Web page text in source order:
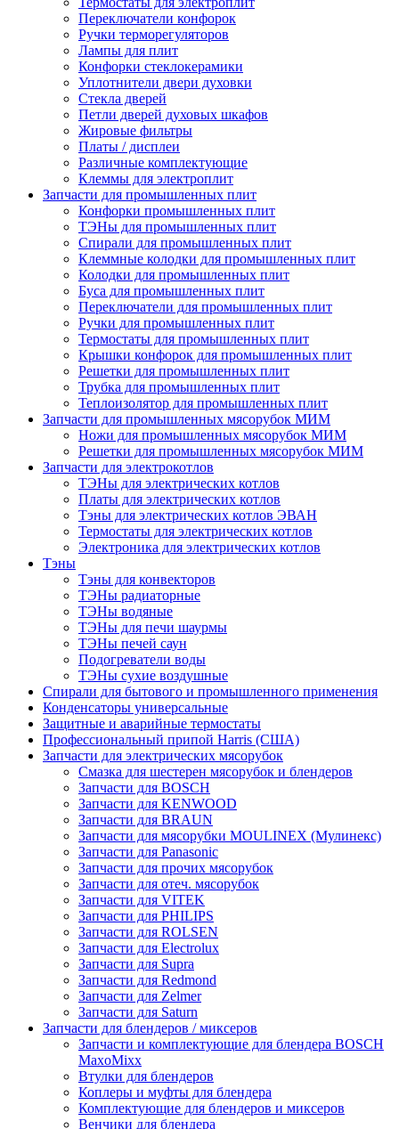
Переключатели конфорок
Ручки терморегуляторов
Лампы для плит
Конфорки стеклокерамики
Уплотнители двери духовки
Стекла дверей
Петли дверей духовых шкафов
Жировые фильтры
Платы / дисплеи
Различные комплектующие
Клеммы для электроплит
Запчасти для промышленных плит
Конфорки промышленных плит
ТЭНы для промышленных плит
Спирали для промышленных плит
Клеммные колодки для промышленных плит
Колодки для промышленных плит
Буса для промышленных плит
Переключатели для промышленных плит
Ручки для промышленных плит
Термостаты для промышленных плит
Крышки конфорок для промышленных плит
Решетки для промышленных плит
Трубка для промышленных плит
Теплоизолятор для промышленных плит
Запчасти для промышленных мясорубок МИМ
Ножи для промышленных мясорубок МИМ
Решетки для промышленных мясорубок МИМ
Запчасти для электрокотлов
ТЭНы для электрических котлов
Платы для электрических котлов
Тэны для электрических котлов ЭВАН
Термостаты для электрических котлов
Электроника для электрических котлов
Тэны
Тэны для конвекторов
ТЭНы радиаторные
ТЭНы водяные
ТЭНы для печи шаурмы
ТЭНы печей саун
Подогреватели воды
ТЭНы сухие воздушные
Спирали для бытового и промышленного применения
Конденсаторы универсальные
Защитные и аварийные термостаты
Профессиональный припой Harris (США)
Запчасти для электрических мясорубок
Смазка для шестерен мясорубок и блендеров
Запчасти для BOSCH
Запчасти для KENWOOD
Запчасти для BRAUN
Запчасти для мясорубки MOULINEX (Мулинекс)
Запчасти для Panasonic
Запчасти для прочих мясорубок
Запчасти для отеч. мясорубок
Запчасти для VITEK
Запчасти для PHILIPS
Запчасти для ROLSEN
Запчасти для Electrolux
Запчасти для Supra
Запчасти для Redmond
Запчасти для Zelmer
Запчасти для Saturn
Запчасти для блендеров / миксеров
Запчасти и комплектующие для блендера BOSCH
MaxoMixx
Втулки для блендеров
Коплеры и муфты для блендера
Комплектующие для блендеров и миксеров
Венчики для блендера